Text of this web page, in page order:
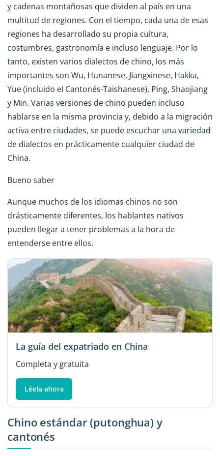
y cadenas montañosas que dividen al país en una
multitud de regiones. Con el tiempo, cada una de esas
regiones ha desarrollado su propia cultura,
costumbres, gastronomía e incluso lenguaje. Por lo
tanto, existen varios dialectos de chino, los más
importantes son Wu, Hunanese, Jiangxinese, Hakka,
Yue (incluido el Cantonés-Taishanese), Ping, Shaojiang
y Min. Varias versiones de chino pueden incluso
hablarse en la misma provincia y, debido a la migración
activa entre ciudades, se puede escuchar una variedad
de dialectos en prácticamente cualquier ciudad de
China.
Bueno saber
Aunque muchos de los idiomas chinos no son
drásticamente diferentes, los hablantes nativos
pueden llegar a tener problemas a la hora de
entenderse entre ellos.
La guía del expatriado en China
Completa y gratuita
Léela ahora
Chino estándar (putonghua) y
cantonés